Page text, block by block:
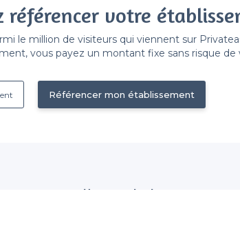
référencer votre
le million de visiteurs qui viennent sur
vous payez un montant fixe sans risque de
Référencer mon établissement
Nous contacter